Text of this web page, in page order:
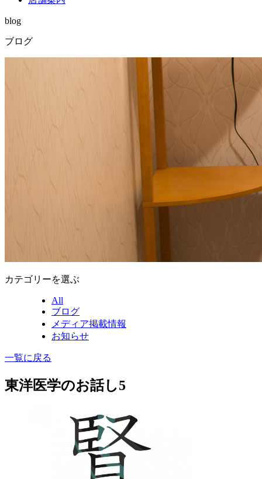
blog
ブログ
カテゴリーを選ぶ
All
ブログ
メディア掲載情報
お知らせ
一覧に戻る
東洋医学のお話し5